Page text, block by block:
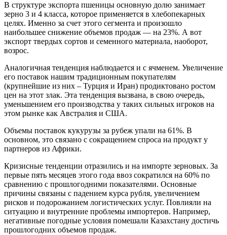
В структуре экспорта пшеницы основную долю занимает
зерно 3 и 4 класса, которое применяется в хлебопекарных
целях. Именно за счет этого сегмента и произошло
наибольшее снижение объемов продаж — на 23%. А вот
экспорт твердых сортов и семенного материала, наоборот,
возрос.
Аналогичная тенденция наблюдается и с ячменем. Увеличение
его поставок нашим традиционным покупателям
(крупнейшие из них – Турция и Иран) продиктовано ростом
цен на этот злак. Эта тенденция вызвана, в свою очередь,
уменьшением его производства у таких сильных игроков на
этом рынке как Австралия и США.
Объемы поставок кукурузы за рубеж упали на 61%. В
основном, это связано с сокращением спроса на продукт у
партнеров из Африки.
Кризисные тенденции отразились и на импорте зерновых. За
первые пять месяцев этого года ввоз сократился на 60% по
сравнению с прошлогодними показателями. Основные
причины связаны с падением курса рубля, увеличением
рисков и подорожанием логистических услуг. Повлияли на
ситуацию и внутренние проблемы импортеров. Например,
негативные погодные условия помешали Казахстану достичь
прошлогодних объемов продаж.